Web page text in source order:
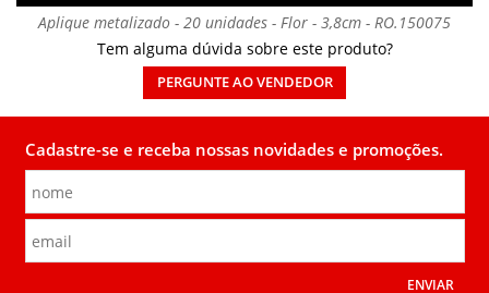
Aplique metalizado - 20 unidades - Flor - 3,8cm - RO.150075
Tem alguma dúvida sobre este produto?
PERGUNTE AO VENDEDOR
Cadastre-se e receba nossas novidades e promoções.
ENVIAR